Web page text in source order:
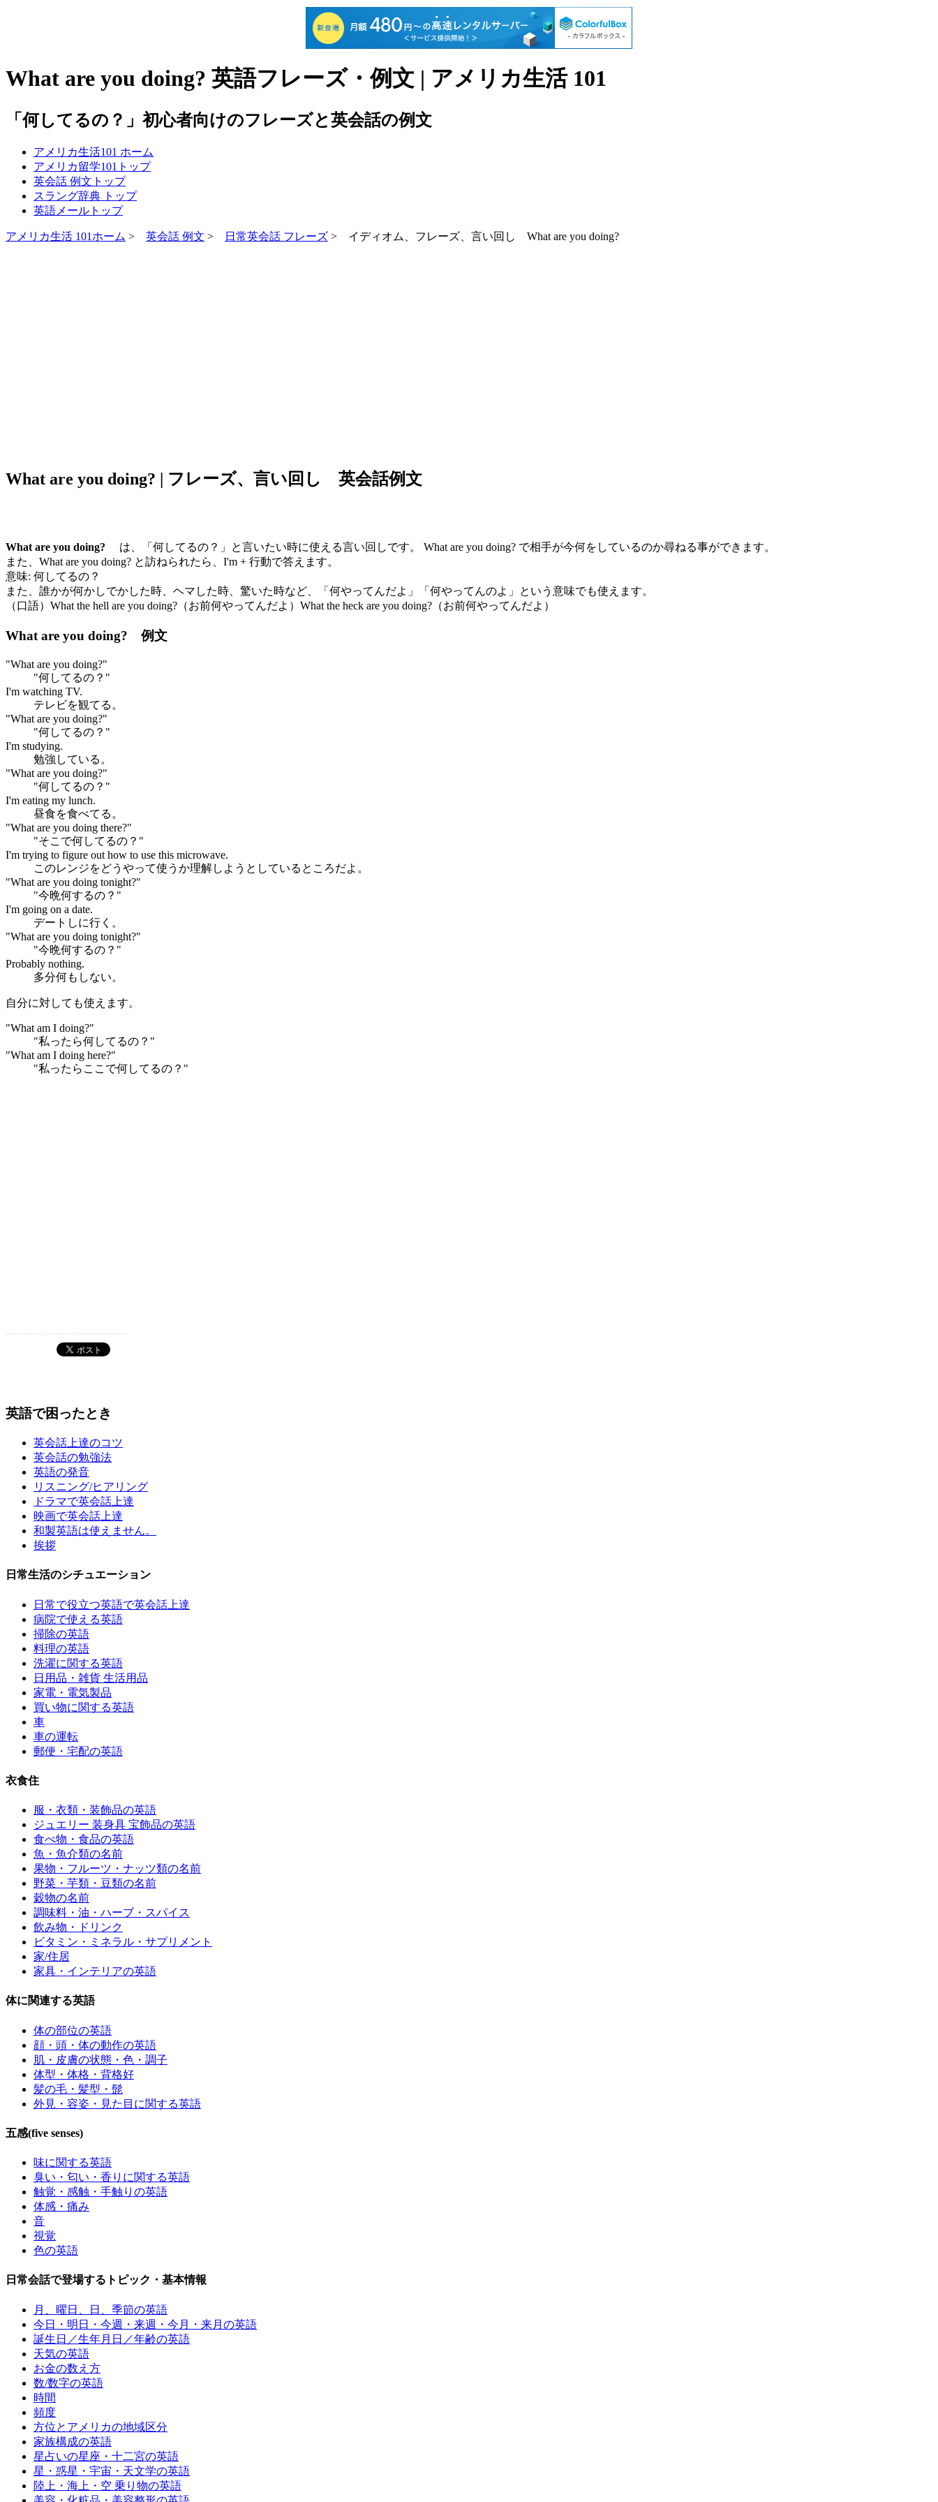
What are you doing? 英語フレーズ・例文 | アメリカ生活 101
「何してるの？」初心者向けのフレーズと英会話の例文
アメリカ生活101 ホーム
アメリカ留学101 トップ
英会話 例文 トップ
スラング辞典 トップ
英語メール トップ
アメリカ生活 101ホーム > 英会話 例文 > 日常英会話 フレーズ > イディオム、フレーズ、言い回し What are you doing?
What are you doing? | フレーズ、言い回し 英会話例文
What are you doing?
は、「何してるの？」と言いたい時に使える言い回しです。 What are you doing? で相手が今何をしているのか尋ねる事ができます。
また、What are you doing? と訪ねられたら、I'm + 行動で答えます。
意味: 何してるの？
また、誰かが何かしでかした時、ヘマした時、驚いた時など、「何やってんだよ」「何やってんのよ」という意味でも使えます。
（口語）What the hell are you doing?（お前何やってんだよ）What the heck are you doing?（お前何やってんだよ）
What are you doing? 例文
"What are you doing?"
"何してるの？"
I'm watching TV.
テレビを観てる。
"What are you doing?"
"何してるの？"
I'm studying.
勉強している。
"What are you doing?"
"何してるの？"
I'm eating my lunch.
昼食を食べてる。
"What are you doing there?"
"そこで何してるの？"
I'm trying to figure out how to use this microwave.
このレンジをどうやって使うか理解しようとしているところだよ。
"What are you doing tonight?"
"今晩何するの？"
I'm going on a date.
デートしに行く。
"What are you doing tonight?"
"今晩何するの？"
Probably nothing.
多分何もしない。
自分に対しても使えます。
"What am I doing?"
"私ったら何してるの？"
"What am I doing here?"
"私ったらここで何してるの？"
英語で困ったとき
英会話上達のコツ
英会話の勉強法
英語の発音
リスニング/ヒアリング
ドラマで英会話上達
映画で英会話上達
和製英語は使えません。
挨拶
日常生活のシチュエーション
日常で役立つ英語で英会話上達
病院で使える英語
掃除の英語
料理の英語
洗濯に関する英語
日用品・雑貨 生活用品
家電・電気製品
買い物に関する英語
車
車の運転
郵便・宅配の英語
衣食住
服・衣類・装飾品の英語
ジュエリー 装身具 宝飾品の英語
食べ物・食品の英語
魚・魚介類の名前
果物・フルーツ・ナッツ類の名前
野菜・芋類・豆類の名前
穀物の名前
調味料・油・ハーブ・スパイス
飲み物・ドリンク
ビタミン・ミネラル・サプリメント
家/住居
家具・インテリアの英語
体に関連する英語
体の部位の英語
顔・頭・体の動作の英語
肌・皮膚の状態・色・調子
体型・体格・背格好
髪の毛・髪型・髭
外見・容姿・見た目に関する英語
五感(five senses)
味に関する英語
臭い・匂い・香りに関する英語
触覚・感触・手触りの英語
体感・痛み
音
視覚
色の英語
日常会話で登場するトピック・基本情報
月、曜日、日、季節の英語
今日・明日・今週・来週・今月・来月の英語
誕生日／生年月日／年齢の英語
天気の英語
お金の数え方
数/数字の英語
時間
頻度
方位とアメリカの地域区分
家族構成の英語
星占いの星座・十二宮の英語
星・惑星・宇宙・天文学の英語
陸上・海上・空 乗り物の英語